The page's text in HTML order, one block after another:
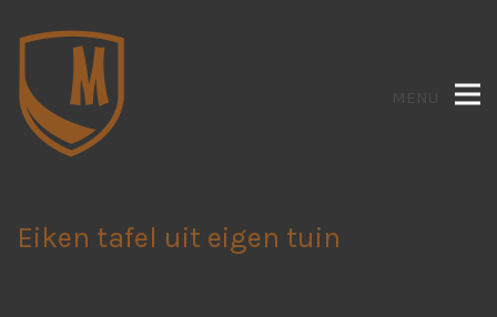
MENU
Eiken tafel uit eigen tuin